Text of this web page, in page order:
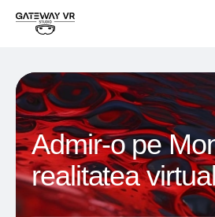
Admir-o pe
realitatea